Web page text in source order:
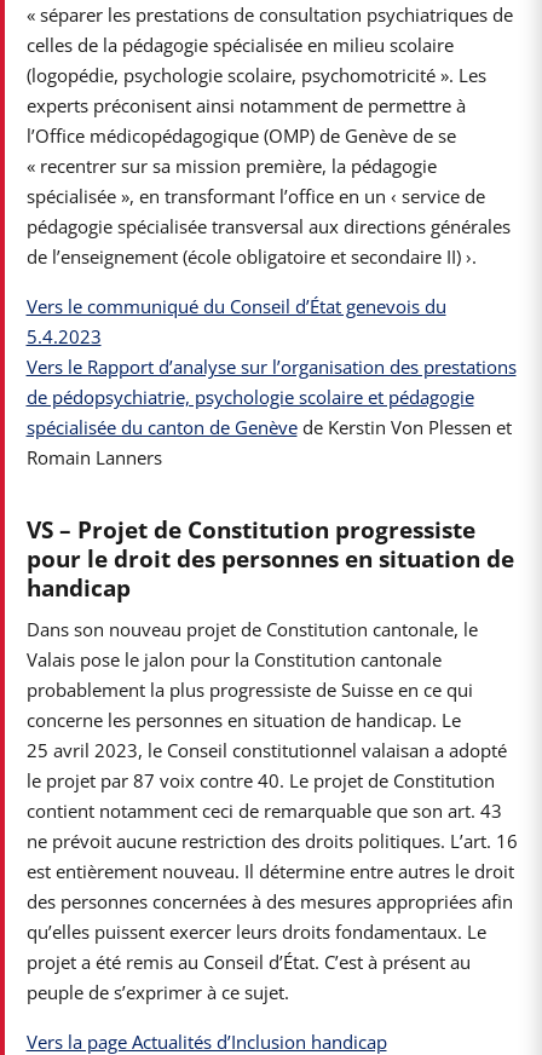
« séparer les prestations de consultation psychiatriques de
celles de la pédagogie spécialisée en milieu scolaire
(logopédie, psychologie scolaire, psychomotricité ». Les
experts préconisent ainsi notamment de permettre à
l’Office médicopédagogique (OMP) de Genève de se
« recentrer sur sa mission première, la pédagogie
spécialisée », en transformant l’office en un ‹ service de
pédagogie spécialisée transversal aux directions générales
de l’enseignement (école obligatoire et secondaire II) ›.
Vers le communiqué du Conseil d’État genevois du
5.4.2023
Vers le Rapport d’analyse sur l’organisation des prestations
de pédopsychiatrie, psychologie scolaire et pédagogie
spécialisée du canton de Genèvede Kerstin Von Plessen et
Romain Lanners
VS – Projet de Constitution progressiste
pour le droit des personnes en situation de
handicap
Dans son nouveau projet de Constitution cantonale, le
Valais pose le jalon pour la Constitution cantonale
probablement la plus progressiste de Suisse en ce qui
concerne les personnes en situation de handicap. Le
25 avril 2023, le Conseil constitutionnel valaisan a adopté
le projet par 87 voix contre 40. Le projet de Constitution
contient notamment ceci de remarquable que son art. 43
ne prévoit aucune restriction des droits politiques. L’art. 16
est entièrement nouveau. Il détermine entre autres le droit
des personnes concernées à des mesures appropriées afin
qu’elles puissent exercer leurs droits fondamentaux. Le
projet a été remis au Conseil d’État. C’est à présent au
peuple de s’exprimer à ce sujet.
Vers la page Actualités d’Inclusion handicap